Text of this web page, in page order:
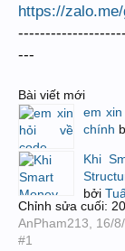
https://
---
Bài viết mới
em
chính
Khi
bởi
Chỉnh sửa cuối:
AnPham213, 16/
#1